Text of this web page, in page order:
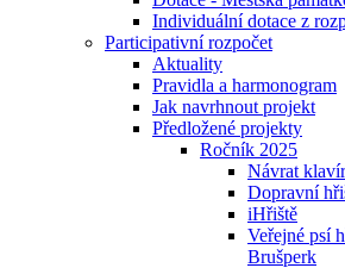
Individuální dotace z
Participativní rozpočet
Aktuality
Pravidla a harmonogram
Jak navrhnout projekt
Předložené projekty
Ročník 2025
Návrat
Dopravní
iHřiště
Veřejné psí
Brušperk